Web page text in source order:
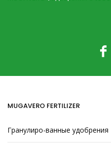
MUGAVERO FERTILIZER
Гранулиро-ванные удобрения